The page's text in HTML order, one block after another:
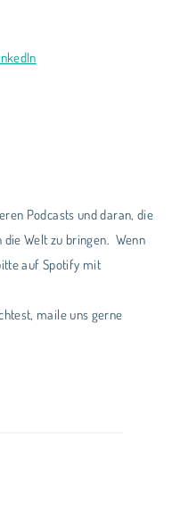
Podcasts und daran, die
Welt zu bringen. Wenn
auf Spotify mit
maile uns gerne